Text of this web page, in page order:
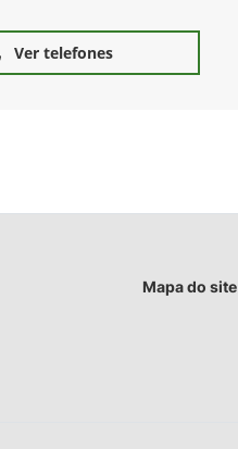
Ver telefones
Mapa do site